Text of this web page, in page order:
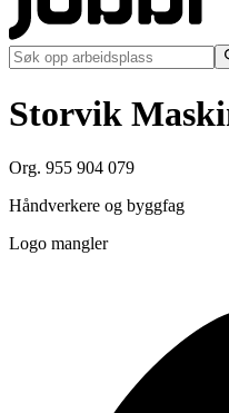
Storvik
Org. 955 904 079
Håndverkere og byggfag
Logo mangler